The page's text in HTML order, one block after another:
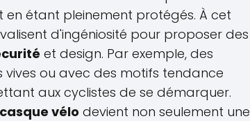
en étant pleinement protégés. À cet
d'ingéniosité pour proposer des
et design. Par exemple, des
vives ou avec des motifs tendance
aux cyclistes de se démarquer.
casque vélo devient non seulement une